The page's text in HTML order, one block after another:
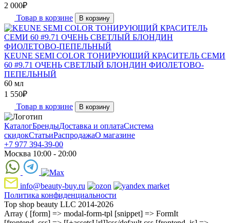
2 000₽
Товар в корзине
В корзину
KEUNE SEMI COLOR ТОНИРУЮЩИЙ КРАСИТЕЛЬ СЕМИ
60 #9.71 ОЧЕНЬ СВЕТЛЫЙ БЛОНДИН ФИОЛЕТОВО-
ПЕПЕЛЬНЫЙ
60 мл
1 550₽
Товар в корзине
В корзину
КаталогБрендыДоставка и оплатаСистема
скидокСтатьиРаспродажаО магазине
+7 977 394-39-00
Москва 10:00 - 20:00
info@beauty-buy.ru
Политика конфиденциальности
Top shop beauty LLC 2014-2026
Array ( [form] => modal-form-tpl [snippet] => FormIt